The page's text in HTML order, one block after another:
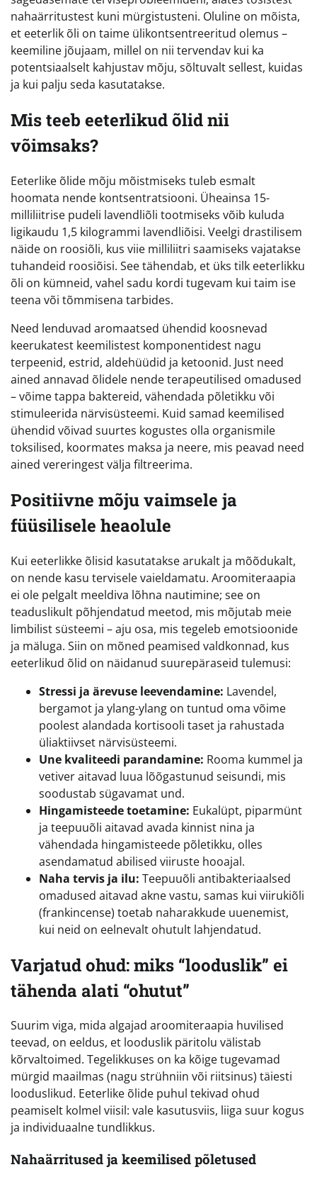
nahaärritustest kuni mürgistusteni. Oluline on mõista,
et eeterlik õli on taime ülikontsentreeritud olemus –
keemiline jõujaam, millel on nii tervendav kui ka
potentsiaalselt kahjustav mõju, sõltuvalt sellest, kuidas
ja kui palju seda kasutatakse.
Mis teeb eeterlikud õlid nii
võimsaks?
Eeterlike õlide mõju mõistmiseks tuleb esmalt
hoomata nende kontsentratsiooni. Üheainsa 15-
milliliitrise pudeli lavendliõli tootmiseks võib kuluda
ligikaudu 1,5 kilogrammi lavendliõisi. Veelgi drastilisem
näide on roosiõli, kus viie milliliitri saamiseks vajatakse
tuhandeid roosiõisi. See tähendab, et üks tilk eeterlikku
õli on kümneid, vahel sadu kordi tugevam kui taim ise
teena või tõmmisena tarbides.
Need lenduvad aromaatsed ühendid koosnevad
keerukatest keemilistest komponentidest nagu
terpeenid, estrid, aldehüüdid ja ketoonid. Just need
ained annavad õlidele nende terapeutilised omadused
– võime tappa baktereid, vähendada põletikku või
stimuleerida närvisüsteemi. Kuid samad keemilised
ühendid võivad suurtes kogustes olla organismile
toksilised, koormates maksa ja neere, mis peavad need
ained vereringest välja filtreerima.
Positiivne mõju vaimsele ja
füüsilisele heaolule
Kui eeterlikke õlisid kasutatakse arukalt ja mõõdukalt,
on nende kasu tervisele vaieldamatu. Aroomiteraapia
ei ole pelgalt meeldiva lõhna nautimine; see on
teaduslikult põhjendatud meetod, mis mõjutab meie
limbilist süsteemi – aju osa, mis tegeleb emotsioonide
ja mäluga. Siin on mõned peamised valdkonnad, kus
eeterlikud õlid on näidanud suurepäraseid tulemusi:
Stressi ja ärevuse leevendamine: Lavendel,
bergamot ja ylang-ylang on tuntud oma võime
poolest alandada kortisooli taset ja rahustada
üliaktiivset närvisüsteemi.
Une kvaliteedi parandamine: Rooma kummel ja
vetiver aitavad luua lõõgastunud seisundi, mis
soodustab sügavamat und.
Hingamisteede toetamine: Eukalüpt, piparmünt
ja teepuuõli aitavad avada kinnist nina ja
vähendada hingamisteede põletikku, olles
asendamatud abilised viiruste hooajal.
Naha tervis ja ilu: Teepuuõli antibakteriaalsed
omadused aitavad akne vastu, samas kui viirukiõli
(frankincense) toetab naharakkude uuenemist,
kui neid on eelnevalt ohutult lahjendatud.
Varjatud ohud: miks “looduslik” ei
tähenda alati “ohutut”
Suurim viga, mida algajad aroomiteraapia huvilised
teevad, on eeldus, et looduslik päritolu välistab
kõrvaltoimed. Tegelikkuses on ka kõige tugevamad
mürgid maailmas (nagu strühniin või riitsinus) täiesti
looduslikud. Eeterlike õlide puhul tekivad ohud
peamiselt kolmel viisil: vale kasutusviis, liiga suur kogus
ja individuaalne tundlikkus.
Nahaärritused ja keemilised põletused